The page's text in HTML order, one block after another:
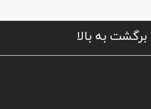
برگشت به بالا